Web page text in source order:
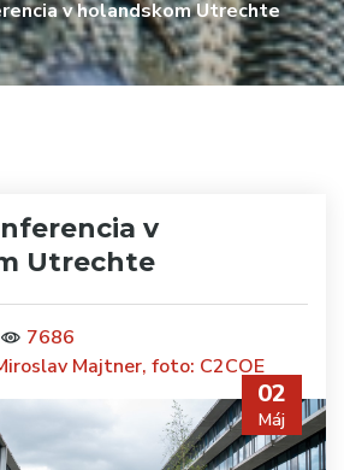
v holandskom Utrechte
v
Utrechte
7686
Majtner, foto: C2COE
02
Máj